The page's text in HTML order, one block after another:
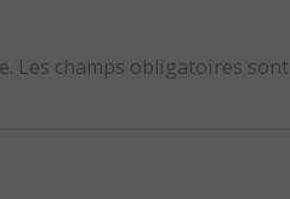
Les champs obligatoires sont